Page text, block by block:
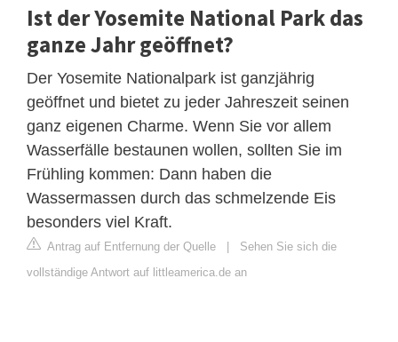
Ist der Yosemite National Park das
ganze Jahr geöffnet?
Der Yosemite Nationalpark ist ganzjährig
geöffnet und bietet zu jeder Jahreszeit seinen
ganz eigenen Charme. Wenn Sie vor allem
Wasserfälle bestaunen wollen, sollten Sie im
Frühling kommen: Dann haben die
Wassermassen durch das schmelzende Eis
besonders viel Kraft.
Antrag auf Entfernung der Quelle | Sehen Sie sich die
vollständige Antwort auf littleamerica.de an